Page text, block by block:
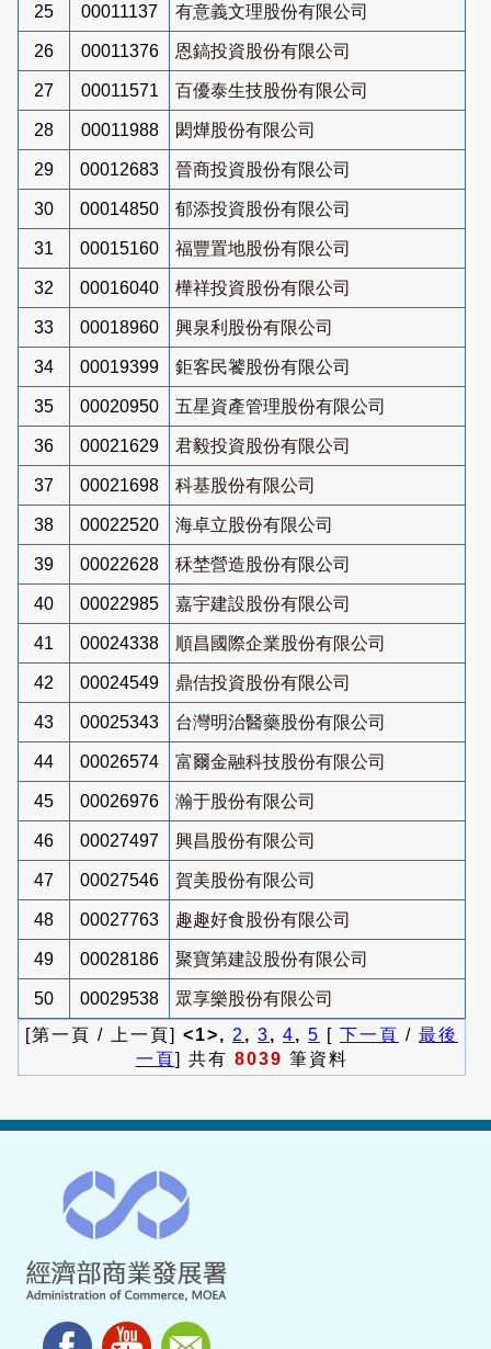
25 00011137 有意義文理股份有限公司
26 00011376 恩鎬投資股份有限公司
27 00011571 百優泰生技股份有限公司
28 00011988 閎燁股份有限公司
29 00012683 晉商投資股份有限公司
30 00014850 郁添投資股份有限公司
31 00015160 福豐置地股份有限公司
32 00016040 樺祥投資股份有限公司
33 00018960 興泉利股份有限公司
34 00019399 鉅客民饕股份有限公司
35 00020950 五星資產管理股份有限公司
36 00021629 君毅投資股份有限公司
37 00021698 科基股份有限公司
38 00022520 海卓立股份有限公司
39 00022628 秝埜營造股份有限公司
40 00022985 嘉宇建設股份有限公司
41 00024338 順昌國際企業股份有限公司
42 00024549 鼎佶投資股份有限公司
43 00025343 台灣明治醫藥股份有限公司
44 00026574 富爾金融科技股份有限公司
45 00026976 瀚于股份有限公司
46 00027497 興昌股份有限公司
47 00027546 賀美股份有限公司
48 00027763 趣趣好食股份有限公司
49 00028186 聚寶第建設股份有限公司
50 00029538
眾享樂股份有限公司
[第一頁 / 上一頁] <1>, 2 , 3, 4, 5 [ 下一頁 / 最後
一頁] 共有 8039 筆資料